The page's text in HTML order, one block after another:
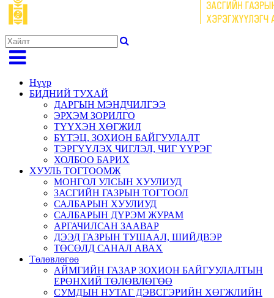
Нүүр
БИДНИЙ ТУХАЙ
ДАРГЫН МЭНДЧИЛГЭЭ
ЭРХЭМ ЗОРИЛГО
ТҮҮХЭН ХӨГЖИЛ
БҮТЭЦ, ЗОХИОН БАЙГУУЛАЛТ
ТЭРГҮҮЛЭХ ЧИГЛЭЛ, ЧИГ ҮҮРЭГ
ХОЛБОО БАРИХ
ХУУЛЬ ТОГТООМЖ
МОНГОЛ УЛСЫН ХУУЛИУД
ЗАСГИЙН ГАЗРЫН ТОГТООЛ
САЛБАРЫН ХУУЛИУД
САЛБАРЫН ДҮРЭМ ЖУРАМ
АРГАЧИЛСАН ЗААВАР
ДЭЭД ГАЗРЫН ТУШААЛ, ШИЙДВЭР
ТӨСӨЛД САНАЛ АВАХ
Төлөвлөгөө
АЙМГИЙН ГАЗАР ЗОХИОН БАЙГУУЛАЛТЫН
ЕРӨНХИЙ ТӨЛӨВЛӨГӨӨ
СУМДЫН НУТАГ ДЭВСГЭРИЙН ХӨГЖЛИЙН